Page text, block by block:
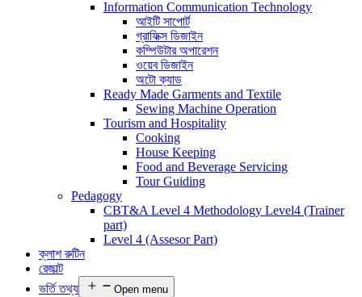
Information Communication Technology
আইটি সাপোর্ট
গ্রাফিক্স ডিজাইন
কম্পিউটার অপারেশন
ওয়েব ডিজাইন
অটো ক্যাড
Ready Made Garments and Textile
Sewing Machine Operation
Tourism and Hospitality
Cooking
House Keeping
Food and Beverage Servicing
Tour Guiding
Pedagogy
CBT&A Level 4 Methodology Level4 (Trainer
part)
Level 4 (Assesor Part)
ক্লাশ রুটিন
রেজাল্ট
ভর্তি তথ্য
Open menu